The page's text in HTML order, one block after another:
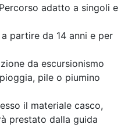
Percorso adatto a singoli e
partire da 14 anni e per
da escursionismo
pile o piumino
il materiale casco,
prestato dalla guida